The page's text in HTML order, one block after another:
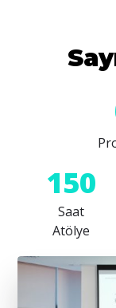
150
Saat
Atölye